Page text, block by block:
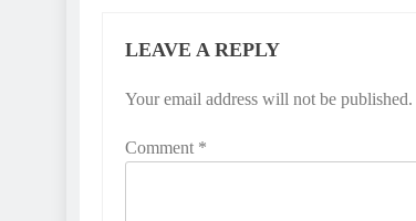
LEAVE A REPLY
Your email address will not be published.
Comment *